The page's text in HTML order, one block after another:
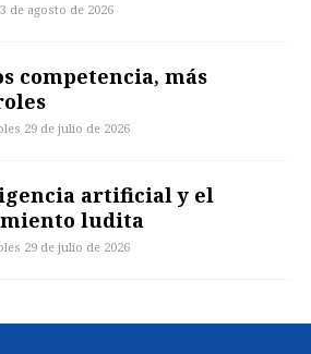
de agosto de 2026
competencia, más
29 de julio de 2026
artificial y el
ludita
29 de julio de 2026